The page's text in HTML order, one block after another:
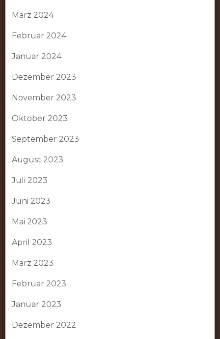
März 2024
Februar 2024
Januar 2024
Dezember 2023
November 2023
Oktober 2023
September 2023
August 2023
Juli 2023
Juni 2023
Mai 2023
April 2023
März 2023
Februar 2023
Januar 2023
Dezember 2022